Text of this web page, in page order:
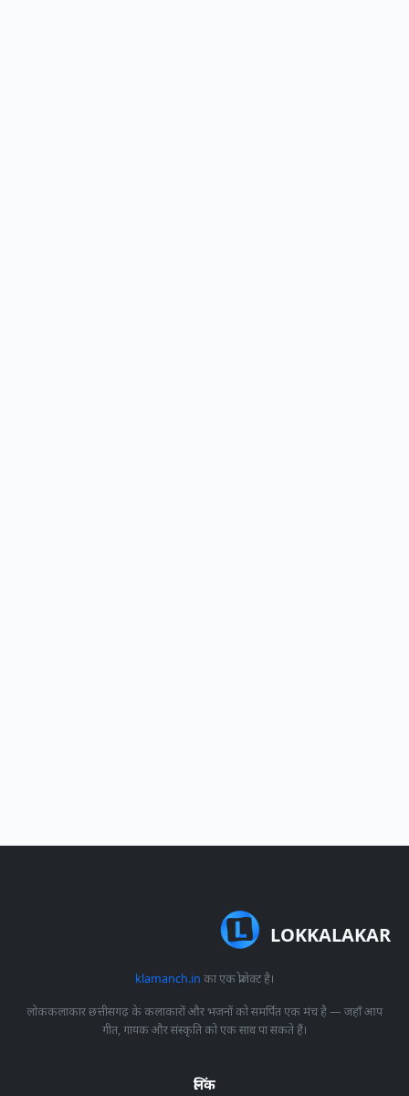
LOKKALAKAR
klamanch.in का एक प्रोजेक्ट है।
लोककलाकार छत्तीसगढ़ के कलाकारों और भजनों को समर्पित एक मंच है — जहाँ आप
गीत, गायक और संस्कृति को एक साथ पा सकते हैं।
लिंक